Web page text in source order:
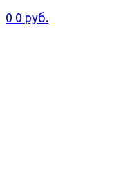
0 0 руб.